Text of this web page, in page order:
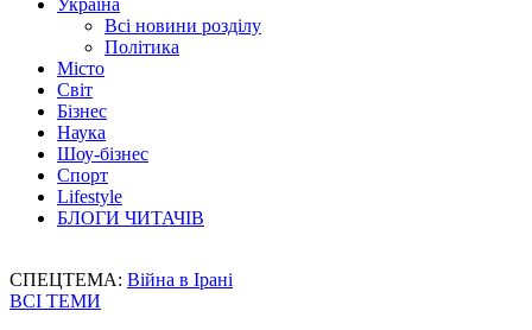
Україна
Всі новини розділу
Політика
Місто
Світ
Бізнес
Наука
Шоу-бізнес
Спорт
Lifestyle
БЛОГИ ЧИТАЧІВ
СПЕЦТЕМА: Війна в Ірані
ВСІ ТЕМИ